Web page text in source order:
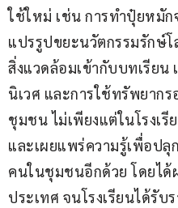
ใช้ใหม่ เช่น การทำปุ๋ยหมัก
แปรรูปขยะนวัตกรรมรักษ์
สิ่งแวดล้อมเข้ากับบทเรียน
นิเวศ และการใช้ทรัพยาก
ชุมชน ไม่เพียงแต่ในโรงเ
และเผยแพร่ความรู้เพื่อปลุ
คนในชุมชนอีกด้วย โดยได้
ประเทศ จนโรงเรียนได้รับ